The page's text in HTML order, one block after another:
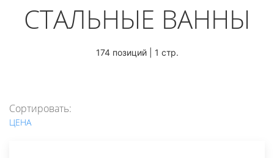
СТАЛЬНЫЕ ВАННЫ
174 позиций | 1 стр.
Сортировать:
ЦЕНА